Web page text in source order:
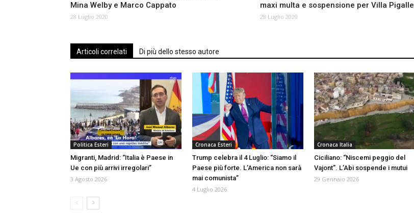
Mina Welby e Marco Cappato
28 Luglio 2020
maxi multa e sospensione per Villa Pigalle
28 Luglio 2020
Articoli correlati Di più dello stesso autore
Politica Esteri
Migranti, Madrid: “Italia è Paese in
Ue con più arrivi irregolari”
3 Agosto 2026
Cronaca Esteri
Trump celebra il 4 Luglio: “Siamo il
Paese più forte. L’America non sarà
mai comunista”
4 Luglio 2026
Cronaca Italia
Ciciliano: “Niscemi peggio del
Vajont”. L’Abi sospende i mutui
29 Gennaio 2026